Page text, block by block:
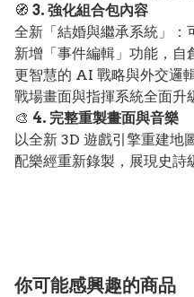
🧭 3. 強化組合包內容
全新「結婚與繼承系統」：
新增「事件編輯」功能，自
更智慧的 AI 戰略與外交邏輯
戰場畫面與指揮系統全面升
🎨 4. 完整重製畫面與音樂
以全新 3D 遊戲引擎重建地
配樂經重新錄製，展現史詩
你可能感興趣的商品